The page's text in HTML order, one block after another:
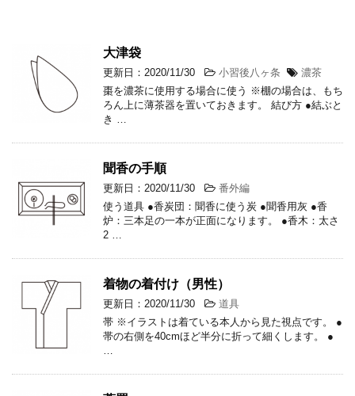
大津袋
更新日：2020/11/30 小習後八ヶ条
濃茶
棗を濃茶に使用する場合に使う ※棚の場合は、もち
ろん上に薄茶器を置いておきます。 結び方 ●結ぶと
き …
聞香の手順
更新日：2020/11/30
番外編
使う道具 ●香炭団：聞香に使う炭 ●聞香用灰 ●香
炉：三本足の一本が正面になります。 ●香木：太さ
2 …
着物の着付け（男性）
更新日：2020/11/30
道具
帯 ※イラストは着ている本人から見た視点です。 ●
帯の右側を40cmほど半分に折って細くします。 ●